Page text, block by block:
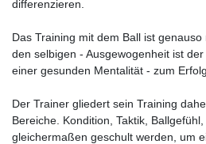
differenzieren.
Das Training mit dem Ball ist
den selbigen - Ausgewogenheit ist
einer gesunden Mentalität - zum
Der Trainer gliedert sein Training
Bereiche. Kondition, Taktik,
gleichermaßen geschult werden, um